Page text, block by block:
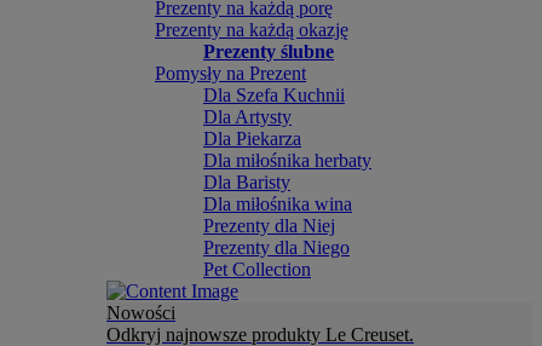
Prezenty na każdą porę
Prezenty na każdą okazję
Prezenty ślubne
Pomysły na Prezent
Dla Szefa Kuchnii
Dla Artysty
Dla Piekarza
Dla miłośnika herbaty
Dla Baristy
Dla miłośnika wina
Prezenty dla Niej
Prezenty dla Niego
Pet Collection
Nowości
Odkryj najnowsze produkty Le Creuset.